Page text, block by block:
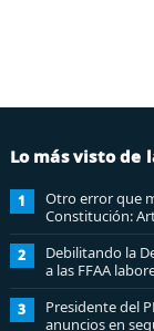
Lo más visto de
1
Otro error que
Constitución:
seguridad
2
Debilitando la
a las FFAA
3
Presidente del
anuncios en